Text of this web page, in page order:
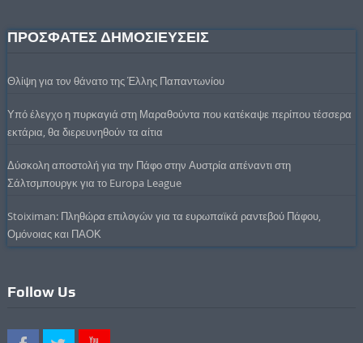
ΠΡΟΣΦΑΤΕΣ ΔΗΜΟΣΙΕΥΣΕΙΣ
Θλίψη για τον θάνατο της Έλλης Παπαντωνίου
Υπό έλεγχο η πυρκαγιά στη Μαραθούντα που κατέκαψε περίπου τέσσερα
εκτάρια, θα διερευνηθούν τα αίτια
Δύσκολη αποστολή για την Πάφο στην Αυστρία απέναντι στη
Σάλτσμπουργκ για το Europa League
Stoiximan: Πληθώρα επιλογών για τα ευρωπαϊκά ραντεβού Πάφου,
Ομόνοιας και ΠΑΟΚ
Follow Us